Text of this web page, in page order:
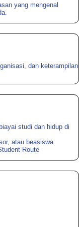
yang mengenal
dan keterampilan
studi dan hidup di
atau beasiswa.
Route